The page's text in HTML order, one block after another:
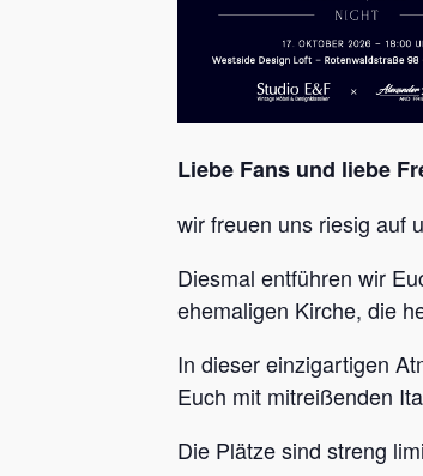
Liebe Fans und liebe
wir freuen uns riesig auf
Diesmal entführen wir
ehemaligen Kirche, die
In dieser einzigartigen
Euch mit mitreißenden
Die Plätze sind streng